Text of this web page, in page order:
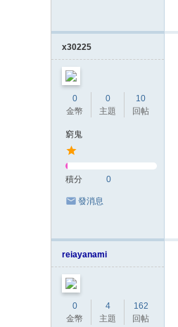
x30225
0
金幣
0
主題
10
回帖
窮鬼
積分 0
發消息
reiayanami
0
金幣
4
主題
162
回帖